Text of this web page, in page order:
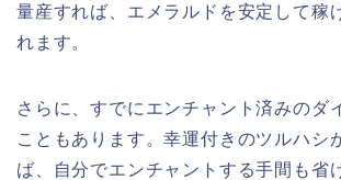
量産すれば、エメラルドを安定して稼
れます。
さらに、すでにエンチャント済みのダ
こともあります。幸運付きのツルハシ
ば、自分でエンチャントする手間も省